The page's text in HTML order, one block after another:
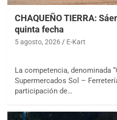
CHAQUEÑO TIERRA:
quinta fecha
5 agosto, 2026 E-Kart
La competencia, denominada
Supermercados Sol –
participación de…